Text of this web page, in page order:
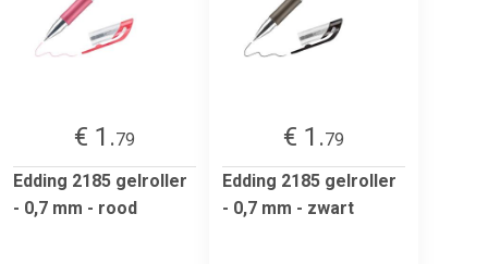
€ 1.79
Edding 2185 gelroller
- 0,7 mm - rood
€ 1.79
Edding 2185 gelroller
- 0,7 mm - zwart